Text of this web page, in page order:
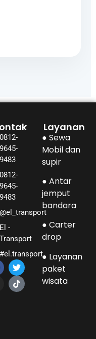
0812-
9645-
9483
0812-
9645-
9483
@el_transport
El -
Transport
#el.transport
Layanan
● Sewa
Mobil dan
supir
● Antar
jemput
bandara
● Carter
drop
● Layanan
paket
wisata